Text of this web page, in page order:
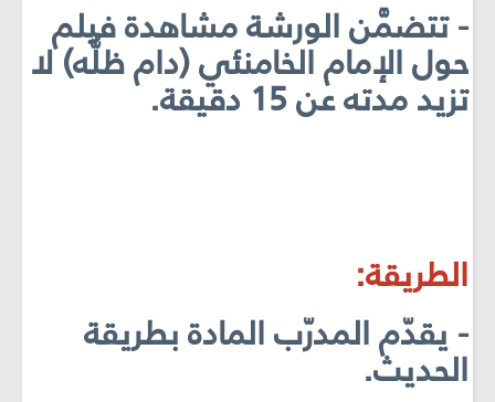
- تتضمَّن الورشة مشاهدة فيلم
حول الإمام الخامنئي (دام ظلُّه) لا
تزيد مدته عن 15 دقيقة.
الطريقة:
- يقدّم المدرّب المادة بطريقة
الحديث.